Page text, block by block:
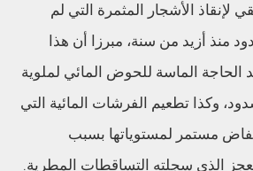
لإنقاذ الأشجار المثمرة التي لم
منذ أزيد من سنة، مبرزا أن هذا
الحاجة الماسة للحوض المائي لملوية
وكذا تطعيم الفرشات المائية التي
مستمر لمستوياتها بسبب
الذي سجلته التساقطات المطرية.